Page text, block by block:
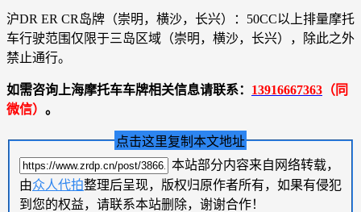
沪DR ER CR岛牌（崇明，横沙，长兴）：50CC以上排量摩托
车行驶范围仅限于三岛区域（崇明，横沙，长兴），除此之外
禁止通行。
如需咨询上海摩托车车牌相关信息请联系： 13916667363 （同
微信） 。
点击这里复制本文地址
本站部分内容来自网络转载，
由众人代拍整理后呈现，版权归原作者所有，如果有侵犯
到您的权益，请联系本站删除，谢谢合作！